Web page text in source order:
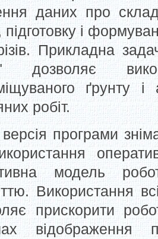
даних про
підготовку і
Прикладна
дозволяє
ґрунту
робіт.
програми
модель
Використання
прискорити
відображення